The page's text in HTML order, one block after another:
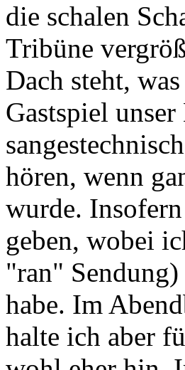
die schalen
Tribüne
Dach steht,
Gastspiel
hören, wenn
wurde.
geben, wobei
"ran"
habe. Im
halte ich aber